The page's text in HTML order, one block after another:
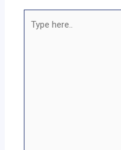
here..